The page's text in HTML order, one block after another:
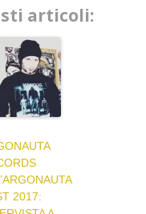
articoli:
2017: